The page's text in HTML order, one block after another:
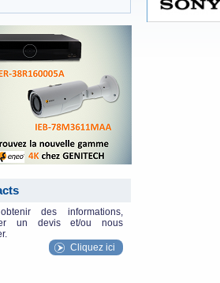
des informations,
un devis et/ou nous
Cliquez ici